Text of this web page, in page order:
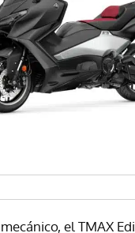
el TMAX